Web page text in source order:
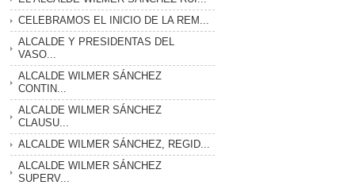
CELEBRAMOS EL INICIO DE LA REM...
ALCALDE Y PRESIDENTAS DEL
VASO...
ALCALDE WILMER SÁNCHEZ
CONTIN...
ALCALDE WILMER SÁNCHEZ
CLAUSU...
ALCALDE WILMER SÁNCHEZ, REGID...
ALCALDE WILMER SÁNCHEZ
SUPERV...